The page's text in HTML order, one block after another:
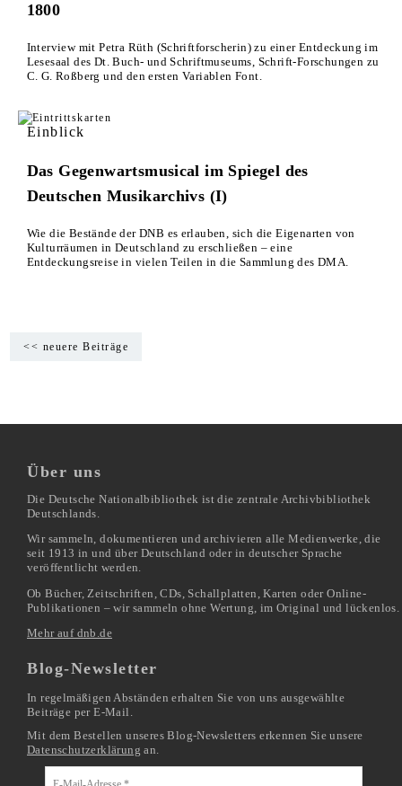
1800
Interview mit Petra Rüth (Schriftforscherin) zu einer Entdeckung im
Lesesaal des Dt. Buch- und Schriftmuseums, Schrift-Forschungen zu
C. G. Roßberg und den ersten Variablen Font.
Einblick
Das Gegenwartsmusical im Spiegel des
Deutschen Musikarchivs (I)
Wie die Bestände der DNB es erlauben, sich die Eigenarten von
Kulturräumen in Deutschland zu erschließen – eine
Entdeckungsreise in vielen Teilen in die Sammlung des DMA.
<< neuere Beiträge
Über uns
Die Deutsche Nationalbibliothek ist die zentrale Archivbibliothek
Deutschlands.
Wir sammeln, dokumentieren und archivieren alle Medienwerke, die
seit 1913 in und über Deutschland oder in deutscher Sprache
veröffentlicht werden.
Ob Bücher, Zeitschriften, CDs, Schallplatten, Karten oder Online-
Publikationen – wir sammeln ohne Wertung, im Original und lückenlos.
Mehr auf dnb.de
Blog-Newsletter
In regelmäßigen Abständen erhalten Sie von uns ausgewählte
Beiträge per E-Mail.
Mit dem Bestellen unseres Blog-Newsletters erkennen Sie unsere
Datenschutzerklärung an.